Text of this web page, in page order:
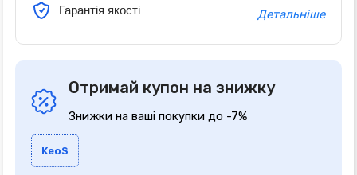
Гарантія якості Детальніше
Отримай купон на знижку
Знижки на ваші покупки до -7%
KeoS